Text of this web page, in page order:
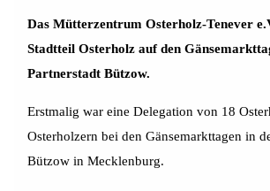
Das Mütterzentrum Osterholz-Tenever
Stadtteil Osterholz auf den
Partnerstadt Bützow.
Erstmalig war eine Delegation von 18
Osterholzern bei den Gänsemarkttagen in
Bützow in Mecklenburg.